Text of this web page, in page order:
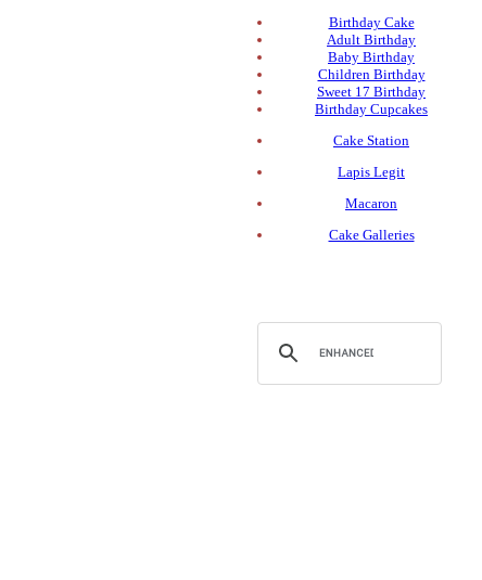
Birthday Cake
Adult Birthday
Baby Birthday
Children Birthday
Sweet 17 Birthday
Birthday Cupcakes
Cake Station
Lapis Legit
Macaron
Cake Galleries